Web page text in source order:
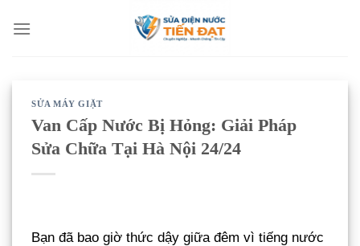
qua
SỬA MÁY GIẶT
Van Cấp Nước Bị Hỏng: Giải Pháp
Sửa Chữa Tại Hà Nội 24/24
Bạn đã bao giờ thức dậy giữa đêm vì tiếng nước